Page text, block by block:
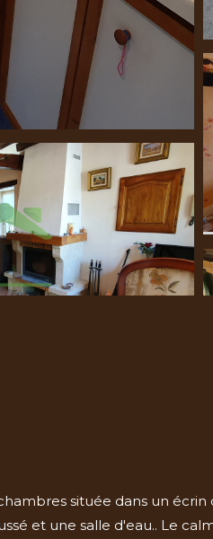
située dans un
et une salle d'eau.. Le